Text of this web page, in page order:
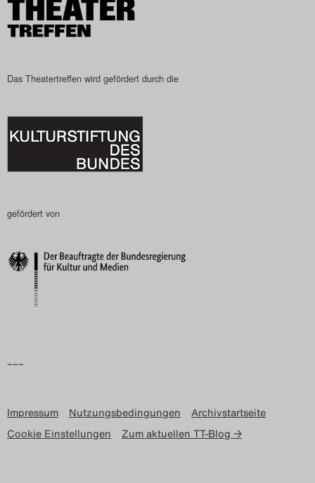
Das Theatertreffen wird gefördert durch die
gefördert von
–––
Impressum Nutzungsbedingungen
Archivstartseite
Cookie Einstellungen
Zum aktuellen TT-Blog →